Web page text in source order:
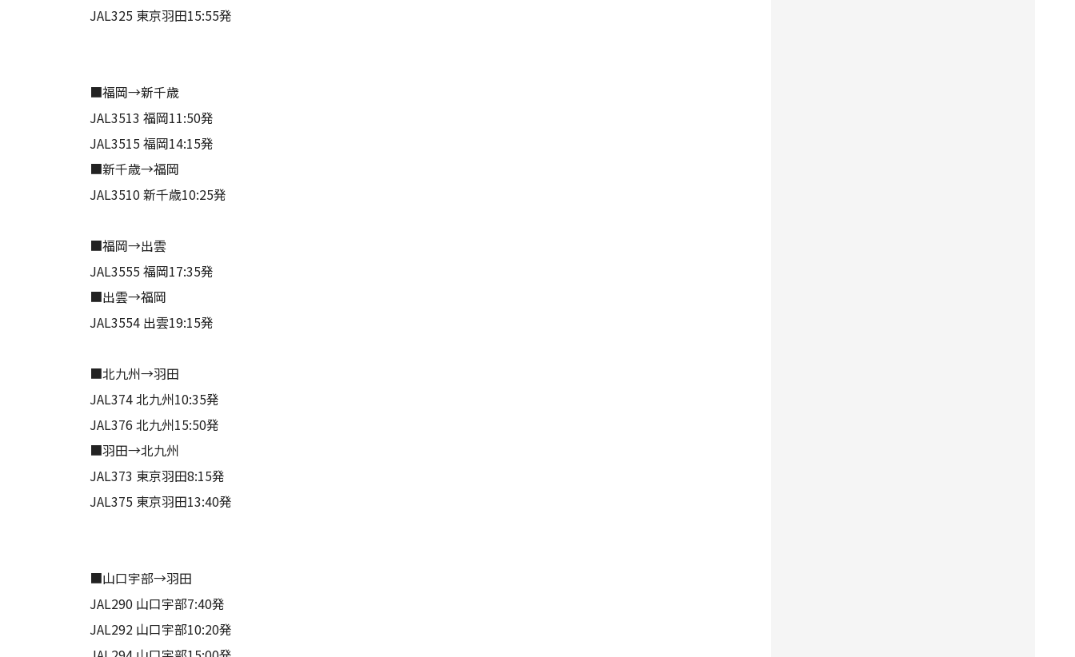
JAL325 東京羽田15:55発
■福岡→新千歳
JAL3513 福岡11:50発
JAL3515 福岡14:15発
■新千歳→福岡
JAL3510 新千歳10:25発
■福岡→出雲
JAL3555 福岡17:35発
■出雲→福岡
JAL3554 出雲19:15発
■北九州→羽田
JAL374 北九州10:35発
JAL376 北九州15:50発
■羽田→北九州
JAL373 東京羽田8:15発
JAL375 東京羽田13:40発
■山口宇部→羽田
JAL290 山口宇部7:40発
JAL292 山口宇部10:20発